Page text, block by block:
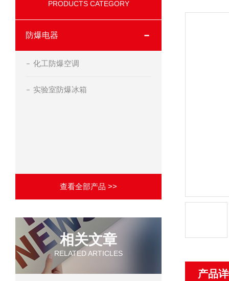
PRODUCTS CATEGORY
防爆电器
化工防爆空调
实验室防爆冰箱
查看全部产品 >>
相关文章
RELATED ARTICLES
产品